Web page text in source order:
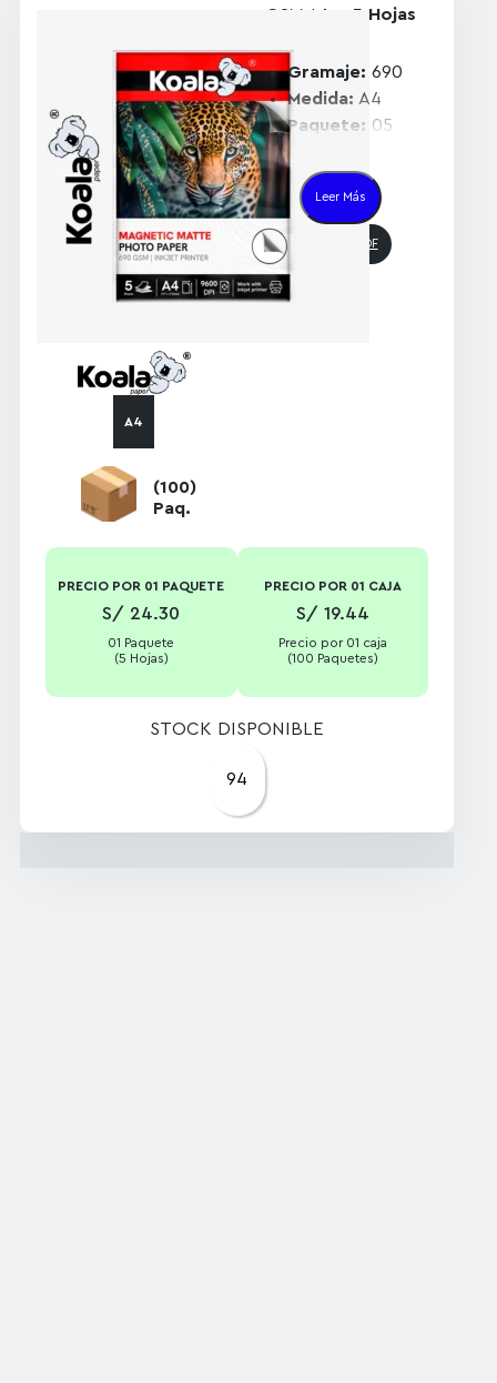
A4
(100)
Paq.
GSM A4 – 5 Hojas
Gramaje: 690
Medida: A4
Paquete: 05
Caja:100
Paquetes
Leer Más
Catálogo PDF
PRECIO POR 01 PAQUETE
S/ 24.30
01 Paquete
(5 Hojas)
PRECIO POR 01 CAJA
S/ 19.44
Precio por 01 caja
(100 Paquetes)
STOCK DISPONIBLE
94